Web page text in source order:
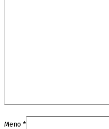
Meno *